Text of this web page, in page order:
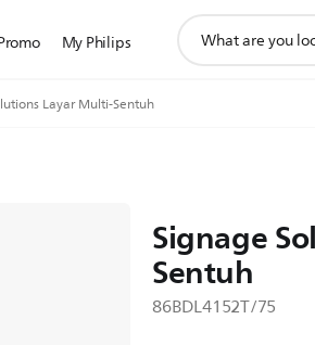
My Philips
pencarian
Layar Multi-Sentuh
Signage
Sentuh
86BDL4152T/75